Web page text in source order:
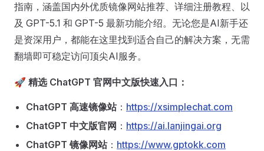
指南，涵盖国内外优质镜像网站推荐、详细注册教程、以
及 GPT-5.1 和 GPT-5 最新功能介绍。无论您是AI新手还
是资深用户，都能在这里找到适合自己的解决方案，无需
翻墙即可稳定访问顶尖AI服务。
🚀 精选 ChatGPT 官网中文版快速入口：
ChatGPT 高速镜像站： https://xsimplechat.com
ChatGPT 中文版官网 ： https://ai.lanjingai.org
ChatGPT 镜像网站： https://www.gptokk.com